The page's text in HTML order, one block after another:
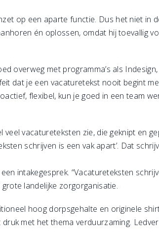
op een aparte functie. Dus het niet in
én oplossen, omdat hij toevallig
overweg met programma’s als Indesign,
dat je een vacaturetekst nooit begint
flexibel, kun je goed in een team
vacatureteksten zie, die geknipt en
schrijven is een vak apart’. Dat
intakegesprek. “Vacatureteksten
landelijke zorgorganisatie.
hoog dorpsgehalte en originele
met het thema verduurzaming.